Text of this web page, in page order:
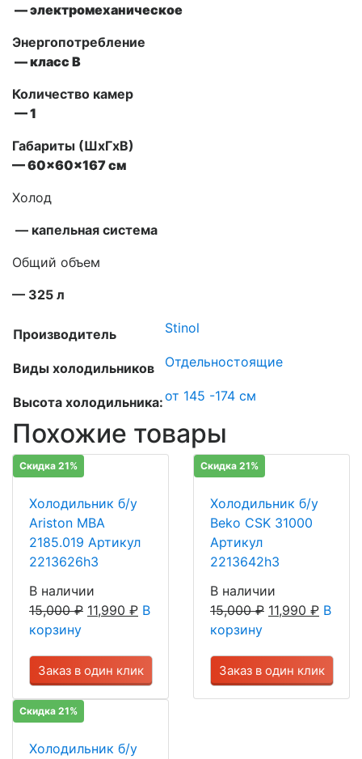
— электромеханическое
Энергопотребление
— класс B
Количество камер
— 1
Габариты (ШxГxВ)
— 60x60x167 см
Холод
— капельная система
Общий объем
— 325 л
Производитель Stinol
Виды холодильников Отдельностоящие
Высота холодильника:от 145 -174 см
Похожие товары
Скидка 21%
Холодильник б/у
Ariston MBA
2185.019 Артикул
2213626h3
В наличии
15,000₽ 11,990 ₽ В
корзину
Заказ в один клик
Скидка 21%
Холодильник б/у
Beko CSK 31000
Артикул
2213642h3
В наличии
15,000₽ 11,990 ₽ В
корзину
Заказ в один клик
Скидка 21%
Холодильник б/у